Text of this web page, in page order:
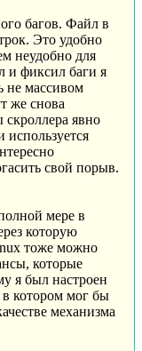
багов. Файл в
Это удобно
неудобно для
и фиксил баги я
не массивом
же снова
явно
используется
свой порыв.
мере в
которую
тоже можно
которые
я был настроен
котором мог бы
механизма